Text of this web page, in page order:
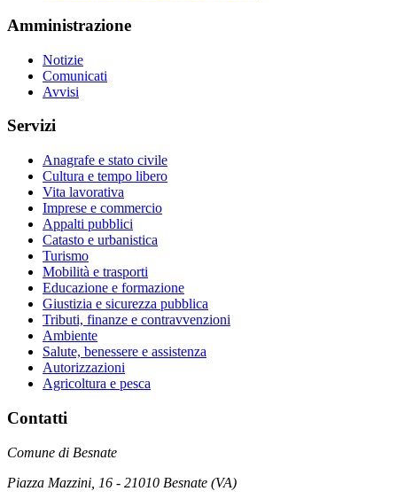
Amministrazione
Notizie
Comunicati
Avvisi
Servizi
Anagrafe e stato civile
Cultura e tempo libero
Vita lavorativa
Imprese e commercio
Appalti pubblici
Catasto e urbanistica
Turismo
Mobilità e trasporti
Educazione e formazione
Giustizia e sicurezza pubblica
Tributi, finanze e contravvenzioni
Ambiente
Salute, benessere e assistenza
Autorizzazioni
Agricoltura e pesca
Contatti
Comune di Besnate
Piazza Mazzini, 16 - 21010 Besnate (VA)